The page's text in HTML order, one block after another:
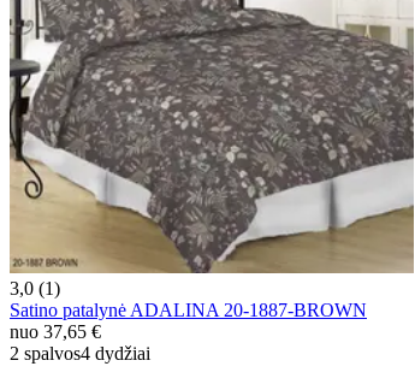
3,0 (1)
Satino patalynė ADALINA 20-1887-BROWN
nuo 37,65 €
2 spalvos4 dydžiai